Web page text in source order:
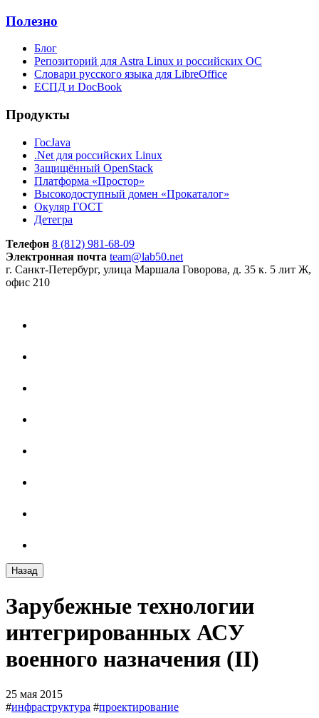
Полезно
Блог
Репозиторий для Astra Linux и российских ОС
Словари русского языка для LibreOffice
ЕСПД и DocBook
Продукты
ГосJava
.Net для российских Linux
Защищённый OpenStack
Платформа «Простор»
Высокодоступный домен «Прокаталог»
Окуляр ГОСТ
Детегра
Телефон 8 (812) 981-68-09
Электронная почта team@lab50.net
г. Санкт-Петербург, улица Маршала Говорова, д. 35 к. 5 лит Ж,
офис 210
Назад
Зарубежные технологии
интегрированных АСУ
военного назначения (II)
25 мая 2015
#инфраструктура #проектирование